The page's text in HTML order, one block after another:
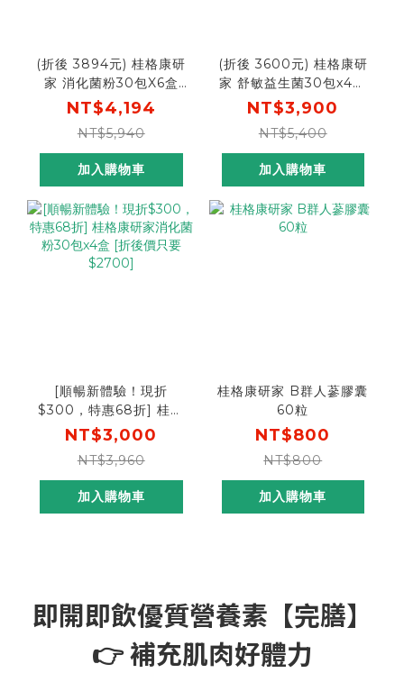
(折後 3894元) 桂格康研
家 消化菌粉30包X6盒
(箱) [結帳輸入go300，
折後價$3894，單盒不到
650元!]
NT$4,194
NT$5,940
加入購物車
(折後 3600元) 桂格康研
家 舒敏益生菌30包x4盒
[結帳輸入go300，折後
價$3600]
NT$3,900
NT$5,400
加入購物車
[順暢新體驗！現折
$300，特惠68折] 桂格
康研家消化菌粉30包x4
盒 [折後價只要$2700]
NT$3,000
NT$3,960
加入購物車
桂格康研家 B群人蔘膠囊
60粒
NT$800
NT$800
加入購物車
即開即飲優質營養素【完膳】
👉 補充肌肉好體力